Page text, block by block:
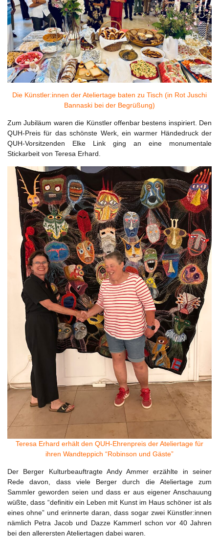
Die Künstler:innen der Ateliertage baten zu Tisch (in Rot Juschi
Bannaski bei der Begrüßung)
Zum Jubiläum waren die Künstler offenbar bestens inspiriert. Den
QUH-Preis für das schönste Werk, ein warmer Händedruck der
QUH-Vorsitzenden Elke Link ging an eine monumentale
Stickarbeit von Teresa Erhard.
Teresa Erhard erhält den QUH-Ehrenpreis der Ateliertage für
ihren Wandteppich “Robinson und Gäste”
Der Berger Kulturbeauftragte Andy Ammer erzählte in seiner
Rede davon, dass viele Berger durch die Ateliertage zum
Sammler geworden seien und dass er aus eigener Anschauung
wüßte, dass “definitiv ein Leben mit Kunst im Haus schöner ist als
eines ohne” und erinnerte daran, dass sogar zwei Künstler:innen
nämlich Petra Jacob und Dazze Kammerl schon vor 40 Jahren
bei den allerersten Ateliertagen dabei waren.